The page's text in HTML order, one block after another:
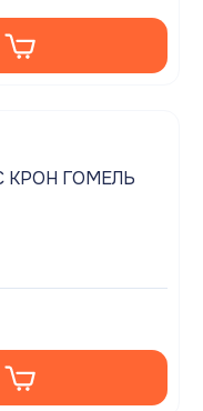
МОЙКА ЭМАЛЬ 50*60 ЛЮКС С КРОН ГОМЕЛЬ